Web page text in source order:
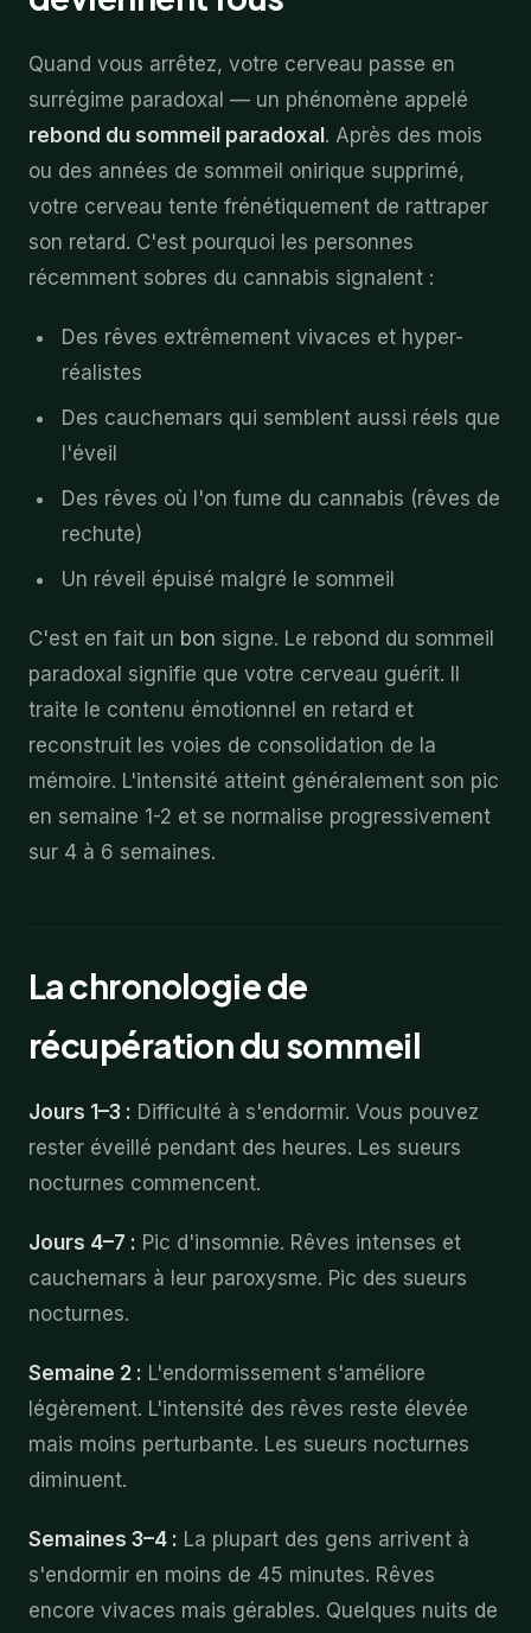
Quand vous arrêtez, votre cerveau passe en
surrégime paradoxal — un phénomène appelé
rebond du sommeil paradoxal . Après des mois
ou des années de sommeil onirique supprimé,
votre cerveau tente frénétiquement de rattraper
son retard. C'est pourquoi les personnes
récemment sobres du cannabis signalent :
Des rêves extrêmement vivaces et hyper-
réalistes
Des cauchemars qui semblent aussi réels que
l'éveil
Des rêves où l'on fume du cannabis (rêves de
rechute)
Un réveil épuisé malgré le sommeil
C'est en fait un bon signe. Le rebond du sommeil
paradoxal signifie que votre cerveau guérit. Il
traite le contenu émotionnel en retard et
reconstruit les voies de consolidation de la
mémoire. L'intensité atteint généralement son pic
en semaine 1-2 et se normalise progressivement
sur 4 à 6 semaines.
La chronologie de
récupération du sommeil
Jours 1–3 : Difficulté à s'endormir. Vous pouvez
rester éveillé pendant des heures. Les sueurs
nocturnes commencent.
Jours 4–7 : Pic d'insomnie. Rêves intenses et
cauchemars à leur paroxysme. Pic des sueurs
nocturnes.
Semaine 2 : L'endormissement s'améliore
légèrement. L'intensité des rêves reste élevée
mais moins perturbante. Les sueurs nocturnes
diminuent.
Semaines 3–4 : La plupart des gens arrivent à
s'endormir en moins de 45 minutes. Rêves
encore vivaces mais gérables. Quelques nuits de